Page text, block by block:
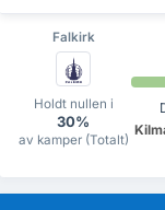
Falkirk
Holdt nullen i
30%
av kamper (Totalt)